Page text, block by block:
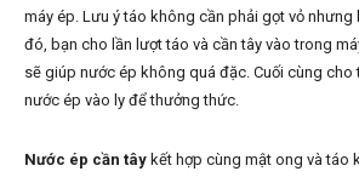
máy ép. Lưu ý táo không cần phải gọt vỏ nhưng
đó, bạn cho lần lượt táo và cần tây vào trong
sẽ giúp nước ép không quá đặc. Cuối cùng cho
nước ép vào ly để thưởng thức.
Nước ép cần tây kết hợp cùng mật ong và táo